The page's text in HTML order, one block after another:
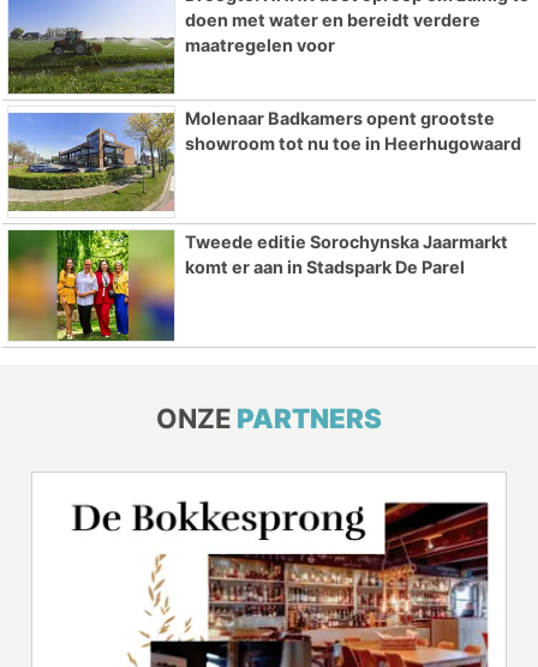
doen met water en bereidt verdere
maatregelen voor
Molenaar Badkamers opent grootste
showroom tot nu toe in Heerhugowaard
Tweede editie Sorochynska Jaarmarkt
komt er aan in Stadspark De Parel
ONZE PARTNERS